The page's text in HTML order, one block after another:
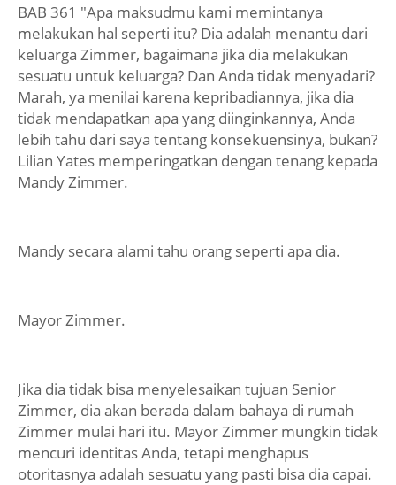
BAB 361 "Apa maksudmu kami memintanya
melakukan hal seperti itu? Dia adalah menantu dari
keluarga Zimmer, bagaimana jika dia melakukan
sesuatu untuk keluarga? Dan Anda tidak menyadari?
Marah, ya menilai karena kepribadiannya, jika dia
tidak mendapatkan apa yang diinginkannya, Anda
lebih tahu dari saya tentang konsekuensinya, bukan?
Lilian Yates memperingatkan dengan tenang kepada
Mandy Zimmer.
Mandy secara alami tahu orang seperti apa dia.
Mayor Zimmer.
Jika dia tidak bisa menyelesaikan tujuan Senior
Zimmer, dia akan berada dalam bahaya di rumah
Zimmer mulai hari itu. Mayor Zimmer mungkin tidak
mencuri identitas Anda, tetapi menghapus
otoritasnya adalah sesuatu yang pasti bisa dia capai.